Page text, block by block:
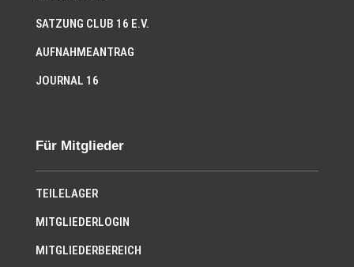
SATZUNG CLUB 16 E.V.
AUFNAHMEANTRAG
JOURNAL 16
Für Mitglieder
TEILELAGER
MITGLIEDERLOGIN
MITGLIEDERBEREICH